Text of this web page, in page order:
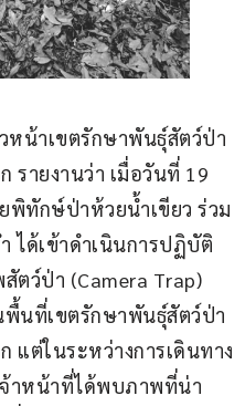
น้าเขตรักษาพันธุ์สัตว์ป่า
รายงานว่า เมื่อวันที่ 19
พิทักษ์ป่าห้วยน้ำเขียว ร่วม
ได้เข้าดำเนินการปฏิบัติ
ตว์ป่า (Camera Trap)
พื้นที่เขตรักษาพันธุ์สัตว์ป่า
แต่ในระหว่างการเดินทาง
จ้าหน้าที่ได้พบภาพที่น่า